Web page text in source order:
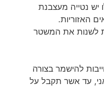
יש נטייה מעצבנת
האזוריות.
לשנות את המשטר
להישמר בצורה
עד אשר תקבל על